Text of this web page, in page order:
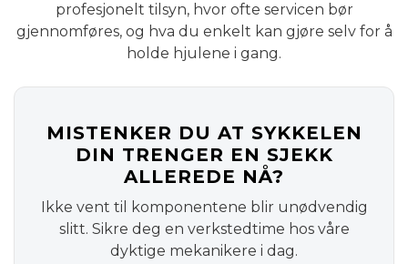
profesjonelt tilsyn, hvor ofte servicen bør
gjennomføres, og hva du enkelt kan gjøre selv for å
holde hjulene i gang.
MISTENKER DU AT SYKKELEN
DIN TRENGER EN SJEKK
ALLEREDE NÅ?
Ikke vent til komponentene blir unødvendig
slitt. Sikre deg en verkstedtime hos våre
dyktige mekanikere i dag.